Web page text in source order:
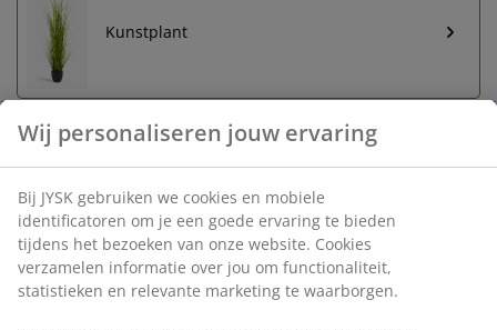
Kunstplant
Geen tijdslimiet - retourneer in iedere JYSK-winkel
Prijsgarantie
30 dagen prijsgarantie op alle artikelen
Flexibele bezorgopties